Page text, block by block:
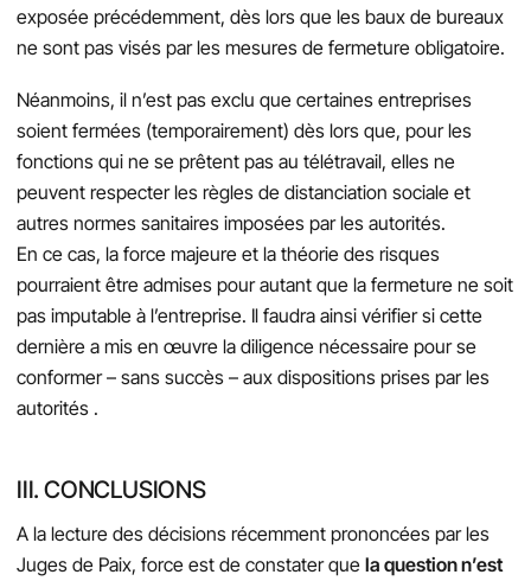
exposée précédemment, dès lors que les baux de bureaux
ne sont pas visés par les mesures de fermeture obligatoire.
Néanmoins, il n’est pas exclu que certaines entreprises
soient fermées (temporairement) dès lors que, pour les
fonctions qui ne se prêtent pas au télétravail, elles ne
peuvent respecter les règles de distanciation sociale et
autres normes sanitaires imposées par les autorités.
En ce cas, la force majeure et la théorie des risques
pourraient être admises pour autant que la fermeture ne soit
pas imputable à l’entreprise. Il faudra ainsi vérifier si cette
dernière a mis en œuvre la diligence nécessaire pour se
conformer – sans succès – aux dispositions prises par les
autorités .
III. CONCLUSIONS
A la lecture des décisions récemment prononcées par les
Juges de Paix, force est de constater que la question n’est